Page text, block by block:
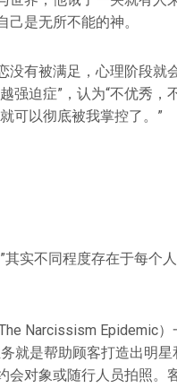
是无所不能的神。
没有被满足，心理阶段就
迫症”，认为“不优秀，不
可以彻底被我掌控了。”
实不同程度存在于每个人
Narcissism Epidemic）
就是帮助顾客打造出明星
会对象或随行人员拍照。